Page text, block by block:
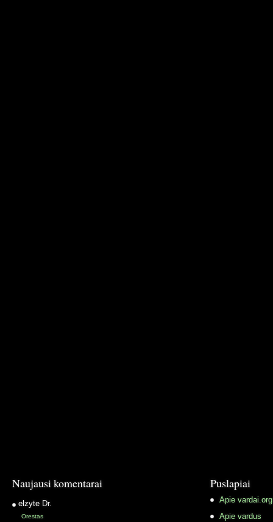
Naujausi komentarai
elzyte Dr.
Orestas
Puslapiai
Apie vardai.org
Apie vardus